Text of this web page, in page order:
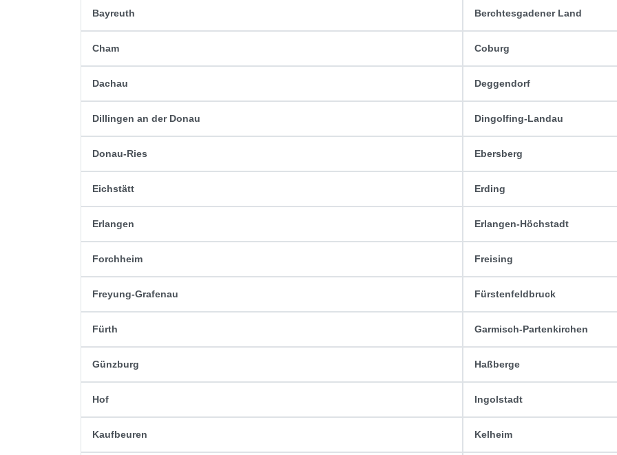
Bayreuth Berchtesgadener Land
Cham Coburg
Dachau Deggendorf
Dillingen an der Donau Dingolfing-Landau
Donau-Ries Ebersberg
Eichstätt Erding
Erlangen Erlangen-Höchstadt
Forchheim Freising
Freyung-Grafenau Fürstenfeldbruck
Fürth Garmisch-Partenkirchen
Günzburg Haßberge
Hof Ingolstadt
Kaufbeuren Kelheim